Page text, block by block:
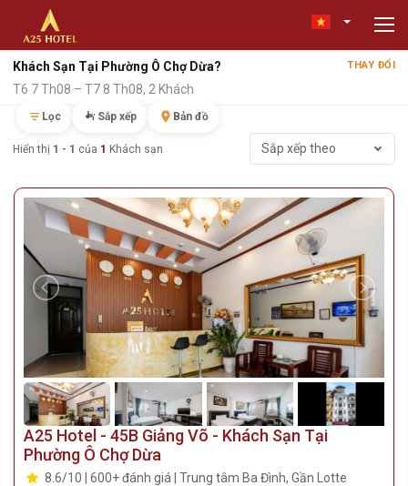
Khách Sạn Tại Phường Ô Chợ Dừa? THAY ĐỔI
T6 7 Th08 – T7 8 Th08, 2 Khách
Lọc Sắp xếp Bản đồ
Hiển thị 1 - 1 của 1 Khách sạn Sắp xếp theo
A25 Hotel - 45B Giảng Võ - Khách Sạn Tại
Phường Ô Chợ Dừa
8.6/10 | 600+ đánh giá | Trung tâm Ba Đình, Gần Lotte